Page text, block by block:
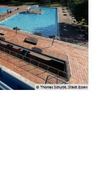
© Thomas Schulte, Stadt Essen